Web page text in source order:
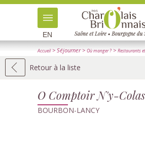
EN
Accueil> Séjourner> Où manger ? > Restaurants
Retour à la liste
O Comptoir N'y-Colas
BOURBON-LANCY